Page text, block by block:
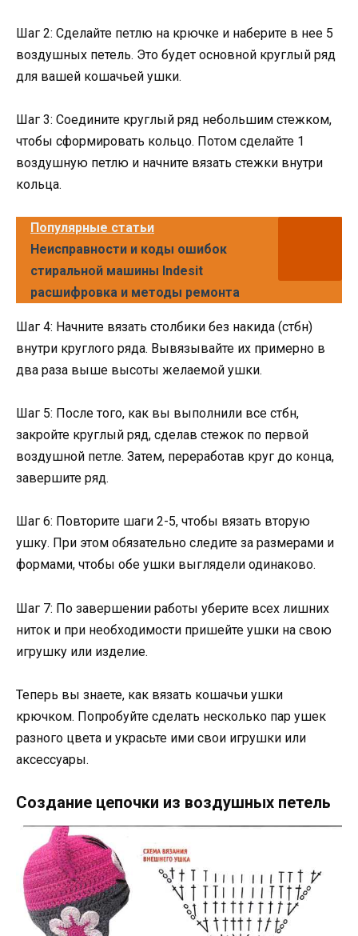
Шаг 2: Сделайте петлю на крючке и наберите в нее 5
воздушных петель. Это будет основной круглый ряд
для вашей кошачьей ушки.
Шаг 3: Соедините круглый ряд небольшим стежком,
чтобы сформировать кольцо. Потом сделайте 1
воздушную петлю и начните вязать стежки внутри
кольца.
Популярные статьи
Неисправности и коды ошибок
стиральной машины Indesit
расшифровка и методы ремонта
Шаг 4: Начните вязать столбики без накида (стбн)
внутри круглого ряда. Вывязывайте их примерно в
два раза выше высоты желаемой ушки.
Шаг 5: После того, как вы выполнили все стбн,
закройте круглый ряд, сделав стежок по первой
воздушной петле. Затем, переработав круг до конца,
завершите ряд.
Шаг 6: Повторите шаги 2-5, чтобы вязать вторую
ушку. При этом обязательно следите за размерами и
формами, чтобы обе ушки выглядели одинаково.
Шаг 7: По завершении работы уберите всех лишних
ниток и при необходимости пришейте ушки на свою
игрушку или изделие.
Теперь вы знаете, как вязать кошачьи ушки
крючком. Попробуйте сделать несколько пар ушек
разного цвета и украсьте ими свои игрушки или
аксессуары.
Создание цепочки из воздушных петель